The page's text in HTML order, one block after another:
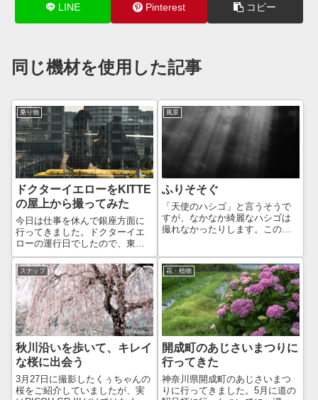
LINE Pinterest コピー
同じ機材を使用した記事
乗り物
ドクターイエローをKITTE
の屋上から撮ってみた
今日は仕事を休んで銀座方面に
行ってきました。ドクターイエ
ローの運行日でしたので、東京
駅近辺の撮影ポイントを探して
みましたが、どこもイマイチ。
もちろん良さそうな場所はある
のですが、密になるようなとこ
ろは避けたいですし、同じ構図
で撮るのも面白く...
風景
ふりそそぐ
「天使のハシゴ」と言うそうで
すが、なかなか綺麗なハシゴは
撮れなかったりします。このと
て、あとからだいぶいじってお
ります😅そうでもしないと、こ
の梯子が出てこないのです
よ…。Leica M...
スナップ
秋川沿いを歩いて、キレイ
な桜に出会う
3月27日に撮影したくぅちゃんの
桜をご紹介していましたが、実
花・植物
開成町のあじさいまつりに
行ってきた
神奈川県開成町のあじさいまつ
りに行ってきました。5月に道の